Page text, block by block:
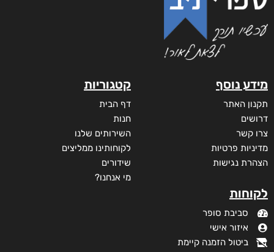
מידע נוסף
תקנון האתר
דרושים
צרו קשר
מדיניות פרטיות
הצהרת נגישות
לקוחות
סביבת סופר
איזור אישי
ביטול הזמנה קיימת
קטגוריות
דף הבית
חנות
השירותים שלנו
לקוחותינו ממליצים
שידורים
מי אנחנו?